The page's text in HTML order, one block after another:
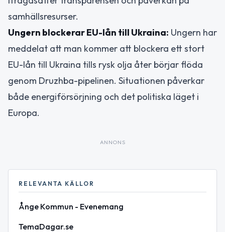
samhällsresurser.
Ungern blockerar EU-lån till Ukraina: Ungern har
meddelat att man kommer att blockera ett stort
EU-lån till Ukraina tills rysk olja åter börjar flöda
genom Druzhba-pipelinen. Situationen påverkar
både energiförsörjning och det politiska läget i
Europa.
ANNONS
RELEVANTA KÄLLOR
Ånge Kommun - Evenemang
TemaDagar.se